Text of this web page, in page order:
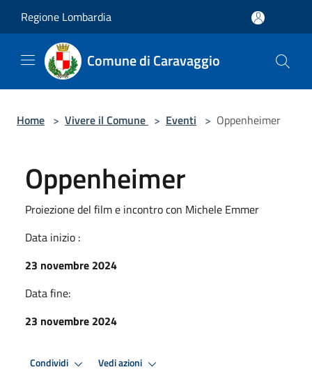
Regione Lombardia
Comune di Caravaggio
Home > Vivere il Comune > Eventi > Oppenheimer
Oppenheimer
Proiezione del film e incontro con Michele Emmer
Data inizio :
23 novembre 2024
Data fine:
23 novembre 2024
Condividi Vedi azioni